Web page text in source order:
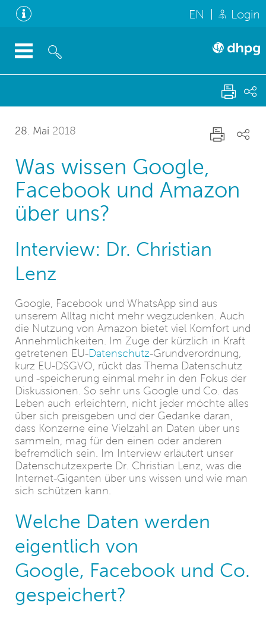
EN Login
28. Mai 2018
Was wissen Google,
Facebook und Amazon
über uns?
Interview: Dr. Christian
Lenz
Google, Facebook und WhatsApp sind aus
unserem Alltag nicht mehr wegzudenken. Auch
die Nutzung von Amazon bietet viel Komfort und
Annehmlichkeiten. Im Zuge der kürzlich in Kraft
getretenen EU-Datenschutz-Grundverordnung,
kurz EU-DSGVO, rückt das Thema Datenschutz
und -speicherung einmal mehr in den Fokus der
Diskussionen. So sehr uns Google und Co. das
Leben auch erleichtern, nicht jeder möchte alles
über sich preisgeben und der Gedanke daran,
dass Konzerne eine Vielzahl an Daten über uns
sammeln, mag für den einen oder anderen
befremdlich sein. Im Interview erläutert unser
Datenschutzexperte Dr. Christian Lenz, was die
Internet-Giganten über uns wissen und wie man
sich schützen kann.
Welche Daten werden
eigentlich von
Google, Facebook und Co.
gespeichert?